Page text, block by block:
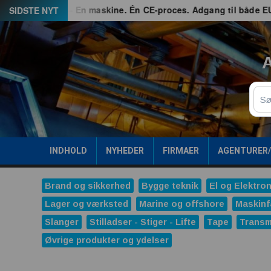
Spring
til
indhold
SIDSTE NYT
G3 – En maskine. Én CE-proces. Adgang til både EU og
Søg
INDHOLD NYHEDER FIRMAER
Brand og sikkerhed Bygge teknik El og
Lager og værksted
Marine og offshore
Slanger
Stilladser - Stiger - Lifte Tape
Øvrige produkter og ydelser